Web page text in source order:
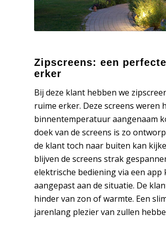
Zipscreens: een
erker
Bij deze klant hebben we
ruime erker. Deze screens weren
binnentemperatuur aangenaam
doek van de screens is zo
de klant toch naar buiten kan
blijven de screens strak
elektrische bediening via een
aangepast aan de situatie. De
hinder van zon of warmte. Een
jarenlang plezier van zullen